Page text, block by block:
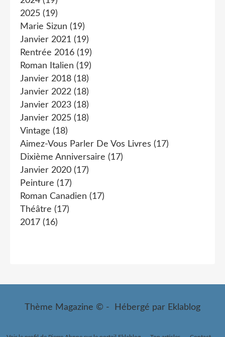
2025 (19)
Marie Sizun (19)
Janvier 2021 (19)
Rentrée 2016 (19)
Roman Italien (19)
Janvier 2018 (18)
Janvier 2022 (18)
Janvier 2023 (18)
Janvier 2025 (18)
Vintage (18)
Aimez-Vous Parler De Vos Livres (17)
Dixième Anniversaire (17)
Janvier 2020 (17)
Peinture (17)
Roman Canadien (17)
Théâtre (17)
2017 (16)
Thème Magazine © - Hébergé par Eklablog